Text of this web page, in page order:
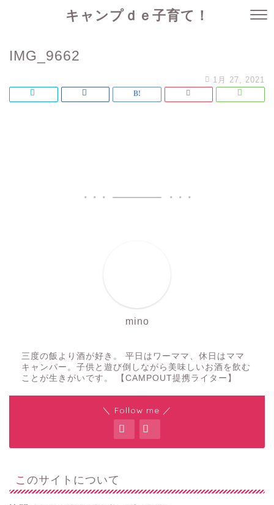
キャンプｄｅ子育て！
IMG_9662
1月 27, 2021
mino
三度の飯より酒が好き。 平日はワーママ、休日はママ
キャンパー。子供と遊び倒しながら美味しいお酒を飲む
ことが生きがいです。 【CAMPOUT提携ライター】
＼ Follow me ／
このサイトについて